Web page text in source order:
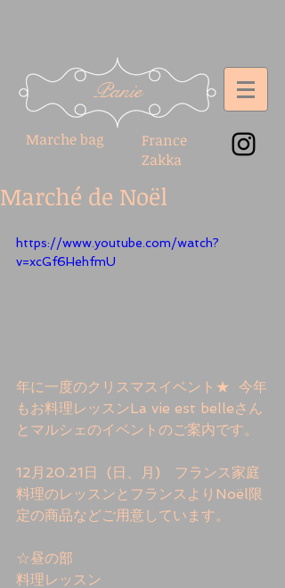
France
Zakka
Panie
Marche bag
Marché de Noël
https://www.youtube.com/watch?
v=xcGf6HehfmU
年に一度のクリスマスイベント★  今年
もお料理レッスンLa vie est belleさん
とマルシェのイベントのご案内です。
12月20.21日  (日、月)　フランス家庭
料理のレッスンとフランスよりNoël限
定の商品などご用意しています。
☆昼の部
料理レッスン